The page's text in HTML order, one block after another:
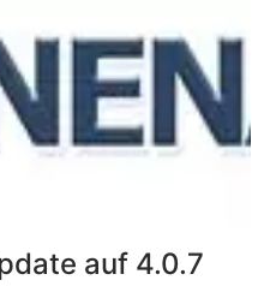
auf 4.0.7